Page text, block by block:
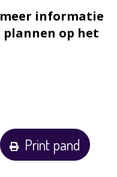
informatie
plannen op het
Print pand